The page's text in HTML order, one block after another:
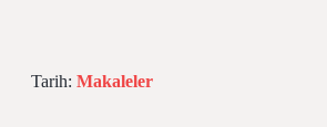
Tarih: Makaleler